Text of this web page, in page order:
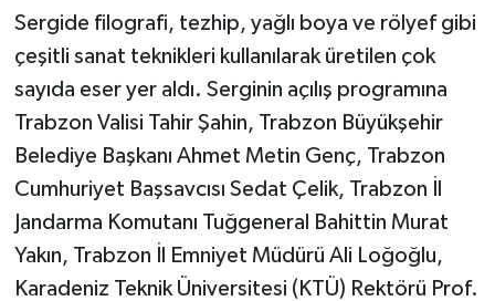
Sergide filografi, tezhip, yağlı boya ve rölyef gibi
çeşitli sanat teknikleri kullanılarak üretilen çok
sayıda eser yer aldı. Serginin açılış programına
Trabzon Valisi Tahir Şahin, Trabzon Büyükşehir
Belediye Başkanı Ahmet Metin Genç, Trabzon
Cumhuriyet Başsavcısı Sedat Çelik, Trabzon İl
Jandarma Komutanı Tuğgeneral Bahittin Murat
Yakın, Trabzon İl Emniyet Müdürü Ali Loğoğlu,
Karadeniz Teknik Üniversitesi (KTÜ) Rektörü Prof.